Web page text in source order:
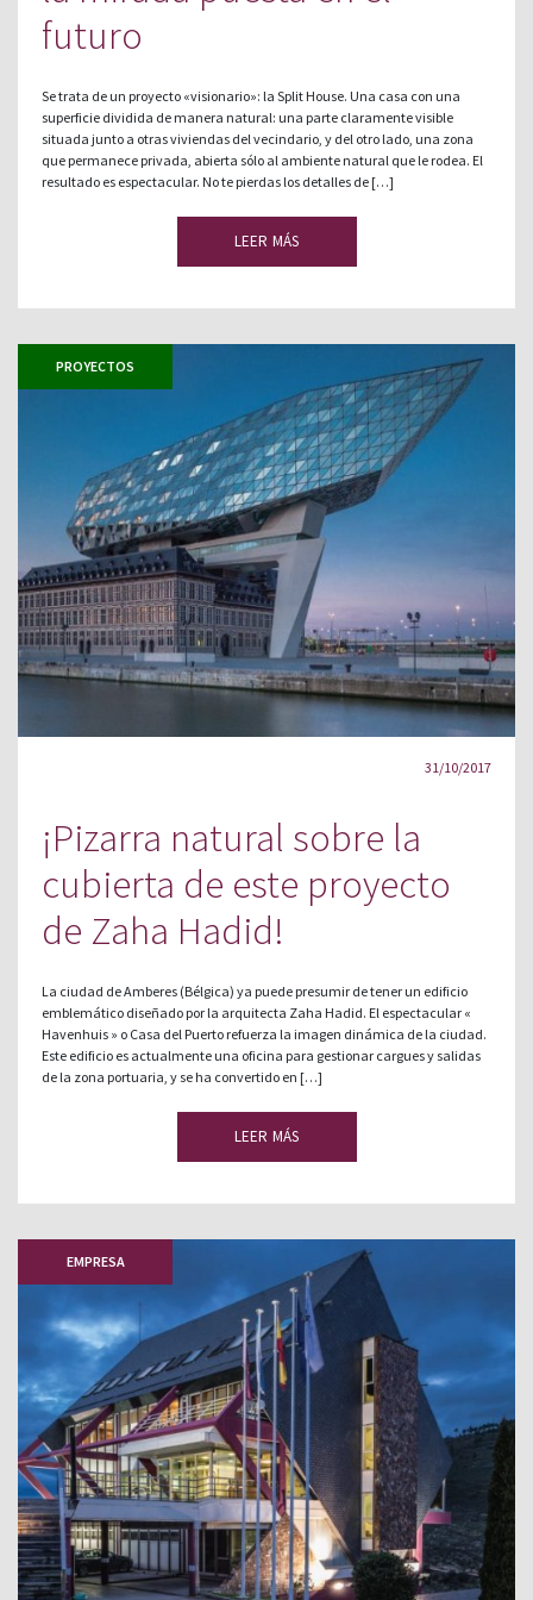
futuro
Se trata de un proyecto «visionario»: la Split House. Una casa con una
superficie dividida de manera natural: una parte claramente visible
situada junto a otras viviendas del vecindario, y del otro lado, una zona
que permanece privada, abierta sólo al ambiente natural que le rodea. El
resultado es espectacular. No te pierdas los detalles de […]
LEER MÁS
PROYECTOS
31/10/2017
¡Pizarra natural sobre la
cubierta de este proyecto
de Zaha Hadid!
La ciudad de Amberes (Bélgica) ya puede presumir de tener un edificio
emblemático diseñado por la arquitecta Zaha Hadid. El espectacular «
Havenhuis » o Casa del Puerto refuerza la imagen dinámica de la ciudad.
Este edificio es actualmente una oficina para gestionar cargues y salidas
de la zona portuaria, y se ha convertido en […]
LEER MÁS
EMPRESA